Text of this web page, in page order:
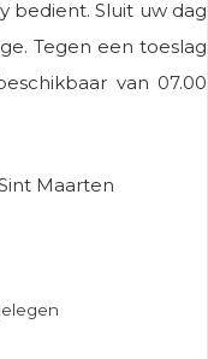
bedient. Sluit uw dag
Tegen een toeslag
van 07.00
Maarten